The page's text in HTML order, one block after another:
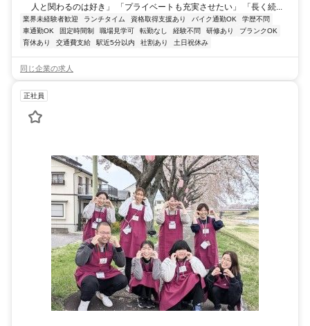
人と関わるのは好き」 「プライベートも充実させたい」 「長く続...
業界未経験者歓迎 ランチタイム 資格取得支援あり バイク通勤OK
学歴不問
車通勤OK
固定時間制 職場見学可 転勤なし 経験不問 研修あり
ブランクOK
育休あり
交通費支給 駅近5分以内 社割あり 土日祝休み
同じ企業の求人
正社員